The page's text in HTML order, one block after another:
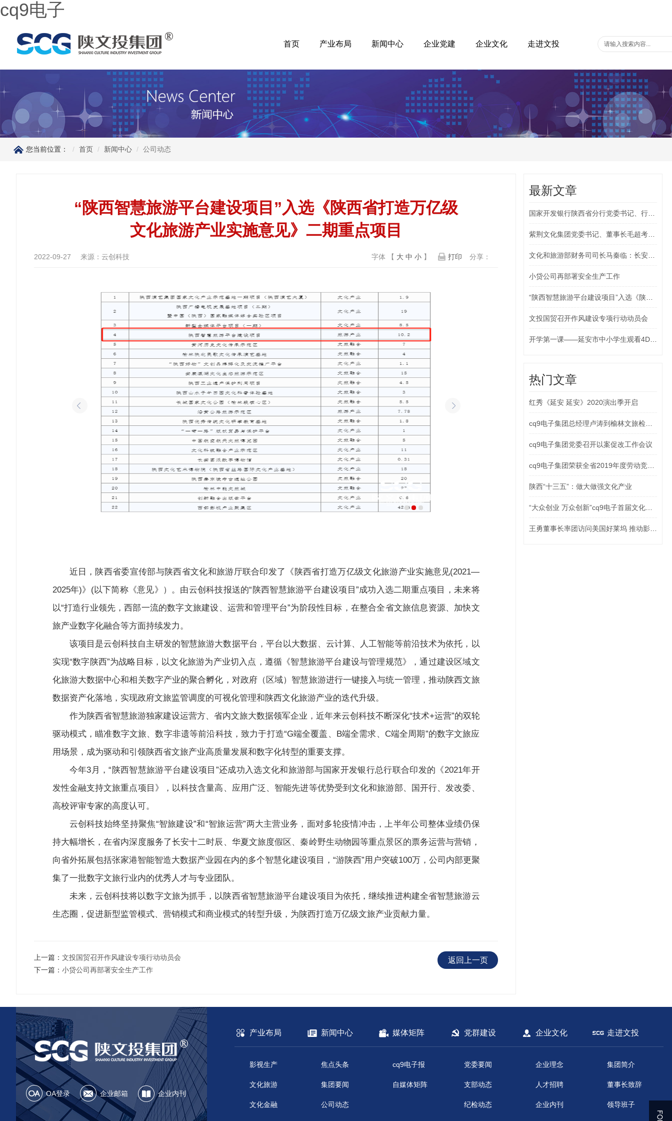
cq9电子
首页 产业布局 新闻中心 企业党建 企业文化 走进文投
您当前位置： 首页 新闻中心 公司动态
“陕西智慧旅游平台建设项目”入选《陕西省打造万亿级
文化旅游产业实施意见》二期重点项目
2022-09-27 来源：云创科技 字体 【 大 中 小 】 打印 分享：
近日，陕西省委宣传部与陕西省文化和旅游厅联合印发了《陕西省打造万亿级文化旅游产业实施意见(2021—
2025年)》(以下简称《意见》）。由云创科技报送的“陕西智慧旅游平台建设项目”成功入选二期重点项目，未来将
以“打造行业领先，西部一流的数字文旅建设、运营和管理平台”为阶段性目标，在整合全省文旅信息资源、加快文
旅产业数字化融合等方面持续发力。
该项目是云创科技自主研发的智慧旅游大数据平台，平台以大数据、云计算、人工智能等前沿技术为依托，以
实现“数字陕西”为战略目标，以文化旅游为产业切入点，遵循《智慧旅游平台建设与管理规范》，通过建设区域文
化旅游大数据中心和相关数字产业的聚合孵化，对政府（区域）智慧旅游进行一键接入与统一管理，推动陕西文旅
数据资产化落地，实现政府文旅监管调度的可视化管理和陕西文化旅游产业的迭代升级。
作为陕西省智慧旅游独家建设运营方、省内文旅大数据领军企业，近年来云创科技不断深化“技术+运营”的双轮
驱动模式，瞄准数字文旅、数字非遗等前沿科技，致力于打造“G端全覆盖、B端全需求、C端全周期”的数字文旅应
用场景，成为驱动和引领陕西省文旅产业高质量发展和数字化转型的重要支撑。
今年3月，“陕西智慧旅游平台建设项目”还成功入选文化和旅游部与国家开发银行总行联合印发的《2021年开
发性金融支持文旅重点项目》，以科技含量高、应用广泛、智能先进等优势受到文化和旅游部、国开行、发改委、
高校评审专家的高度认可。
云创科技始终坚持聚焦“智旅建设”和“智旅运营”两大主营业务，面对多轮疫情冲击，上半年公司整体业绩仍保
持大幅增长，在省内深度服务了长安十二时辰、华夏文旅度假区、秦岭野生动物园等重点景区的票务运营与营销，
向省外拓展包括张家港智能智造大数据产业园在内的多个智慧化建设项目，“游陕西”用户突破100万，公司内部更聚
集了一批数字文旅行业内的优秀人才与专业团队。
未来，云创科技将以数字文旅为抓手，以陕西省智慧旅游平台建设项目为依托，继续推进构建全省智慧旅游云
生态圈，促进新型监管模式、营销模式和商业模式的转型升级，为陕西打造万亿级文旅产业贡献力量。
上一篇： 文投国贸召开作风建设专项行动动员会
下一篇： 小贷公司再部署安全生产工作
返回上一页
最新文章
小贷公司再部署安全生产工作
文投国贸召开作风建设专项行动动员会
热门文章
红秀《延安 延安》2020演出季开启
cq9电子集团党委召开以案促改工作会议
陕西“十三五”：做大做强文化产业
OA登录 企业邮箱 企业内刊
产业布局
影视生产
文化旅游
文化金融
新闻中心
焦点头条
集团要闻
公司动态
媒体矩阵
cq9电子报
自媒体矩阵
党群建设
党委要闻
支部动态
纪检动态
企业文化
企业理念
人才招聘
企业内刊
走进文投
集团简介
董事长致辞
领导班子